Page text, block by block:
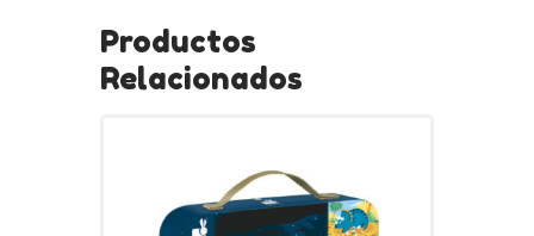
Productos
Relacionados